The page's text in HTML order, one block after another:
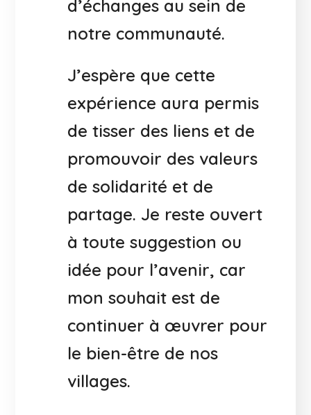
d’échanges au sein de
notre communauté.
J’espère que cette
expérience aura permis
de tisser des liens et de
promouvoir des valeurs
de solidarité et de
partage. Je reste ouvert
à toute suggestion ou
idée pour l’avenir, car
mon souhait est de
continuer à œuvrer pour
le bien-être de nos
villages.